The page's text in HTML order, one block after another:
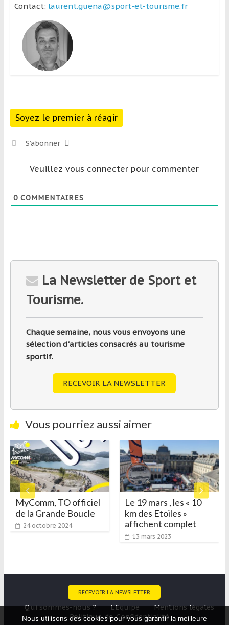
Contact: laurent.guena@sport-et-tourisme.fr
Soyez le premier à réagir
S’abonner
Veuillez vous connecter pour commenter
0COMMENTAIRES
La Newsletter de Sport et
Tourisme.
Chaque semaine, nous vous envoyons une
sélection d'articles consacrés au tourisme
sportif.
RECEVOIR LA NEWSLETTER
Vous pourriez aussi aimer
MyComm, TO officiel
de la Grande Boucle
24 octobre 2024
Le 19 mars , les « 10
km des Etoiles »
affichent complet
13 mars 2023
RECEVOIR LA NEWSLETTER
Qui sommes-nous ? L’Equipe
Mentions légales
Politique-de-Confidentialité
Nous utilisons des cookies pour vous garantir la meilleure